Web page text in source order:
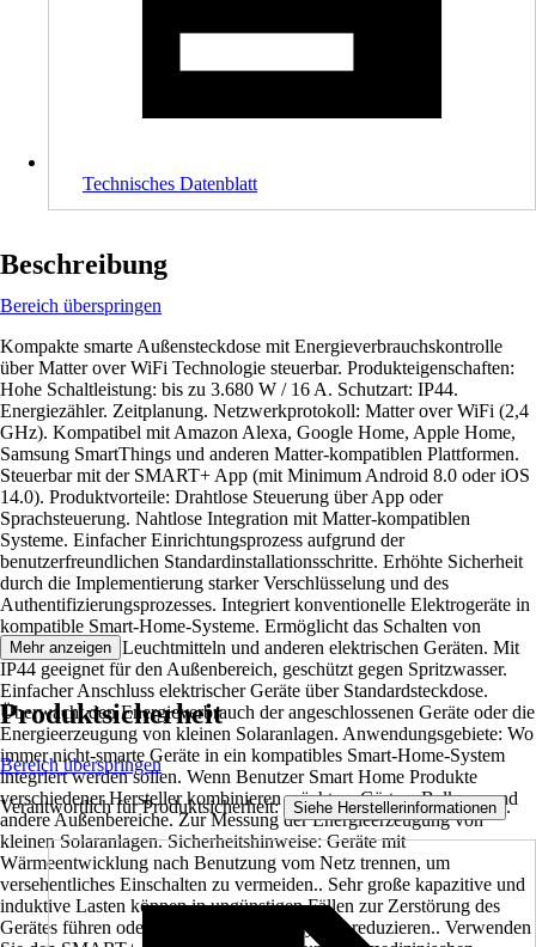
Technisches Datenblatt
Beschreibung
Bereich überspringen
Kompakte smarte Außensteckdose mit Energieverbrauchskontrolle
über Matter over WiFi Technologie steuerbar. Produkteigenschaften:
Hohe Schaltleistung: bis zu 3.680 W / 16 A. Schutzart: IP44.
Energiezähler. Zeitplanung. Netzwerkprotokoll: Matter over WiFi (2,4
GHz). Kompatibel mit Amazon Alexa, Google Home, Apple Home,
Samsung SmartThings und anderen Matter-kompatiblen Plattformen.
Steuerbar mit der SMART+ App (mit Minimum Android 8.0 oder iOS
14.0). Produktvorteile: Drahtlose Steuerung über App oder
Sprachsteuerung. Nahtlose Integration mit Matter-kompatiblen
Systeme. Einfacher Einrichtungsprozess aufgrund der
benutzerfreundlichen Standardinstallationsschritte. Erhöhte Sicherheit
durch die Implementierung starker Verschlüsselung und des
Authentifizierungsprozesses. Integriert konventionelle Elektrogeräte in
kompatible Smart-Home-Systeme. Ermöglicht das Schalten von
herkömmlichen Leuchtmitteln und anderen elektrischen Geräten. Mit
IP44 geeignet für den Außenbereich, geschützt gegen Spritzwasser.
Einfacher Anschluss elektrischer Geräte über Standardsteckdose.
Überwacht den Energieverbrauch der angeschlossenen Geräte oder die
Energieerzeugung von kleinen Solaranlagen. Anwendungsgebiete: Wo
immer nicht-smarte Geräte in ein kompatibles Smart-Home-System
integriert werden sollen. Wenn Benutzer Smart Home Produkte
verschiedener Hersteller kombinieren möchten. Gärten, Balkone und
andere Außenbereiche. Zur Messung der Energieerzeugung von
kleinen Solaranlagen. Sicherheitshinweise: Geräte mit
Wärmeentwicklung nach Benutzung vom Netz trennen, um
versehentliches Einschalten zu vermeiden.. Sehr große kapazitive und
induktive Lasten können in ungünstigen Fällen zur Zerstörung des
Gerätes führen oder die Zahl der Schaltzyklen reduzieren.. Verwenden
Mehr anzeigen
Produktsicherheit
Bereich überspringen
Verantwortlich für Produktsicherheit: Siehe Herstellerinformationen .